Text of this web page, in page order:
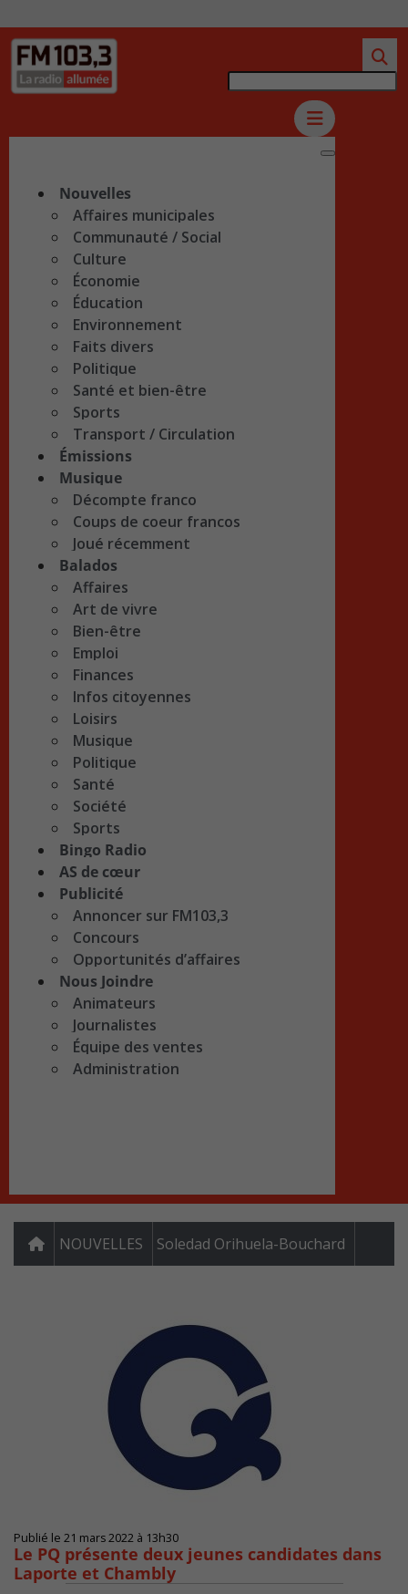
Nouvelles
Affaires municipales
Communauté / Social
Culture
Économie
Éducation
Environnement
Faits divers
Politique
Santé et bien-être
Sports
Transport / Circulation
Émissions
Musique
Décompte franco
Coups de coeur francos
Joué récemment
Balados
Affaires
Art de vivre
Bien-être
Emploi
Finances
Infos citoyennes
Loisirs
Musique
Politique
Santé
Société
Sports
Bingo Radio
AS de cœur
Publicité
Annoncer sur FM103,3
Concours
Opportunités d’affaires
Nous Joindre
Animateurs
Journalistes
Équipe des ventes
Administration
NOUVELLES Soledad Orihuela-Bouchard
Publié le 21 mars 2022 à 13h30
Le PQ présente deux jeunes candidates dans
Laporte et Chambly